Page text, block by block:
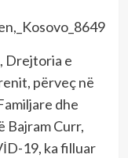
Drejtoria e
përveç në
dhe
Bajram Curr,
19, ka filluar